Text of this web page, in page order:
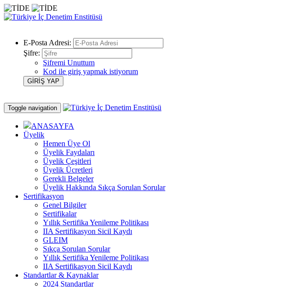
E-Posta Adresi:
Şifre:
Şifremi Unuttum
Kod ile giriş yapmak istiyorum
Toggle navigation
ANASAYFA
Üyelik
Hemen Üye Ol
Üyelik Faydaları
Üyelik Çeşitleri
Üyelik Ücretleri
Gerekli Belgeler
Üyelik Hakkında Sıkça Sorulan Sorular
Sertifikasyon
Genel Bilgiler
Sertifikalar
Yıllık Sertifika Yenileme Politikası
IIA Sertifikasyon Sicil Kaydı
GLEIM
Sıkça Sorulan Sorular
Yıllık Sertifika Yenileme Politikası
IIA Sertifikasyon Sicil Kaydı
Standartlar & Kaynaklar
2024 Standartlar